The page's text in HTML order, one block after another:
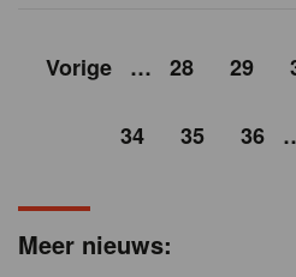
Meer nieuws:
Vorige … 28 29
34 35 36